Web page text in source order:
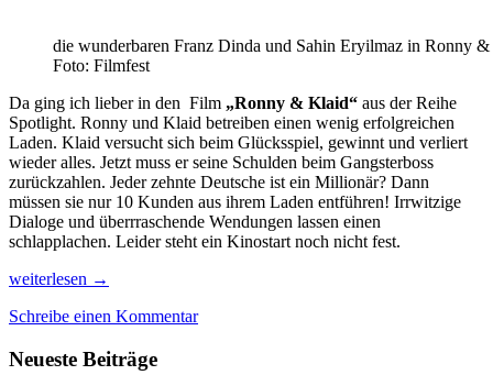
die wunderbaren Franz Dinda und Sahin Eryilmaz in Ronny
Foto: Filmfest
Da ging ich lieber in den Film „Ronny & Klaid“ aus der Reihe
Spotlight. Ronny und Klaid betreiben einen wenig erfolgreichen
Laden. Klaid versucht sich beim Glücksspiel, gewinnt und verliert
wieder alles. Jetzt muss er seine Schulden beim Gangsterboss
zurückzahlen. Jeder zehnte Deutsche ist ein Millionär? Dann
müssen sie nur 10 Kunden aus ihrem Laden entführen! Irrwitzige
Dialoge und überrraschende Wendungen lassen einen
schlapplachen. Leider steht ein Kinostart noch nicht fest.
Preisregen,
satt
Filmtips
weiterlesen →
Schreibe einen Kommentar
Neueste Beiträge